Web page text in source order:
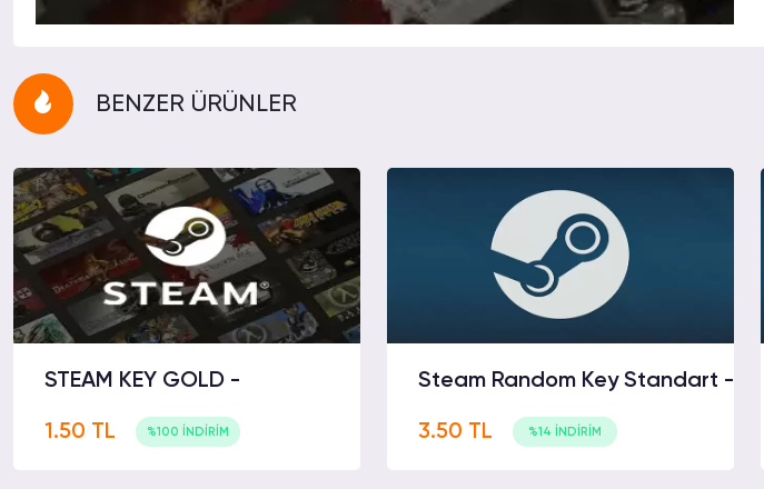
BENZER ÜRÜNLER
STEAM KEY GOLD -
1.50 TL %100 İNDİRİM
Steam Random Key Standart -
3.50 TL %14 İNDİRİM